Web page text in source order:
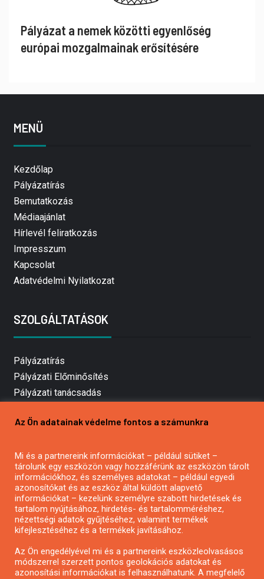
Pályázat a nemek közötti egyenlőség
európai mozgalmainak erősítésére
MENÜ
Kezdőlap
Pályázatírás
Bemutatkozás
Médiaajánlat
Hírlevél feliratkozás
Impresszum
Kapcsolat
Adatvédelmi Nyilatkozat
SZOLGÁLTATÁSOK
Pályázatírás
Pályázati Előminősítés
Pályázati tanácsadás
Mezőgazdasági pályázatírás
Pályázatírás civil szervezeteknek
Pályázatírás önkormányzatoknak
Pályázatfigyelés
Specifikus pályázatfigyelés vagy hírlevél
Az Ön adatainak védelme fontos a számunkra
Mi és a partnereink információkat – például sütiket –
tárolunk egy eszközön vagy hozzáférünk az eszközön tárolt
információkhoz, és személyes adatokat – például egyedi
azonosítókat és az eszköz által küldött alapvető
információkat – kezelünk személyre szabott hirdetések és
tartalom nyújtásához, hirdetés- és tartalomméréshez,
nézettségi adatok gyűjtéséhez, valamint termékek
kifejlesztéséhez és a termékek javításához.
Az Ön engedélyével mi és a partnereink eszközleolvasásos
módszerrel szerzett pontos geolokációs adatokat és
azonosítási információkat is felhasználhatunk. A megfelelő